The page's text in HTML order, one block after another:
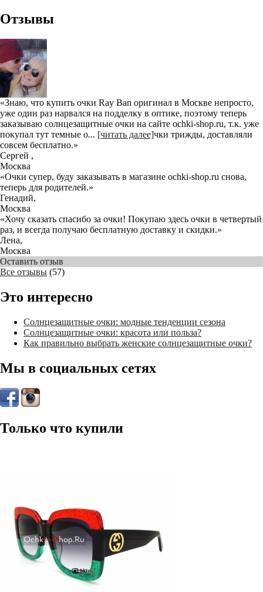
Отзывы
«Знаю, что купить очки Ray Ban оригинал в Москве непросто,
уже один раз нарвался на подделку в оптике, поэтому теперь
заказываю солнцезащитные очки на сайте ochki-shop.ru, т.к. уже
покупал тут темные о... [читать далее]чки трижды, доставляли
совсем бесплатно.»
Сергей ,
Москва
«Очки супер, буду заказывать в магазине ochki-shop.ru снова,
теперь для родителей.»
Генадий,
Москва
«Хочу сказать спасибо за очки! Покупаю здесь очки в четвертый
раз, и всегда получаю бесплатную доставку и скидки.»
Лена,
Москва
Оставить отзыв
Все отзывы (57)
Это интересно
Солнцезащитные очки: модные тенденции сезона
Солнцезащитные очки: красота или польза?
Как правильно выбрать женские солнцезащитные очки?
Мы в социальных сетях
Только что купили